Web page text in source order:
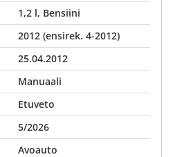
1,2 l, Bensiini
2012 (ensirek. 4-2012)
25.04.2012
Manuaali
Etuveto
5/2026
Avoauto